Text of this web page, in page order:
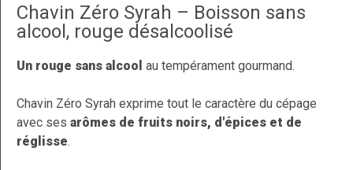
Chavin Zéro Syrah – Boisson sans
alcool, rouge désalcoolisé
Un rouge sans alcool au tempérament gourmand.
Chavin Zéro Syrah exprime tout le caractère du cépage
avec ses arômes de fruits noirs, d'épices et de
réglisse.